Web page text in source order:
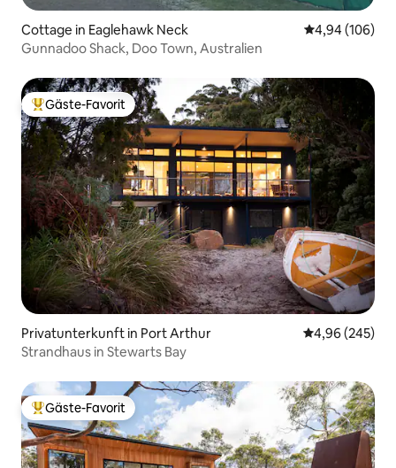
Cottage in Eaglehawk Neck
4,94 (106)
Gunnadoo Shack, Doo Town, Australien
Beliebter Gäste-Favorit.
Gäste-Favorit
Privatunterkunft in Port Arthur
4,96 (245)
Strandhaus in Stewarts Bay
Beliebter Gäste-Favorit.
Gäste-Favorit